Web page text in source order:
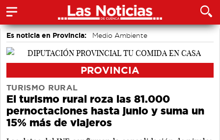
Es noticia en Provincia:
Medio Ambiente
accidentes laborales
PROVINCIA
TURISMO RURAL
El turismo rural roza las 81.000
pernoctaciones hasta junio y suma un
15% más de viajeros